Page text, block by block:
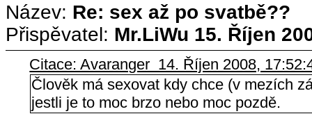
Název: Re: sex až po svatbě??
Přispěvatel: Mr.LiWu 15. Říjen
Citace: Avaranger 14. Říjen 2008,
Člověk má sexovat kdy chce (v mezích
jestli je to moc brzo nebo moc pozdě.